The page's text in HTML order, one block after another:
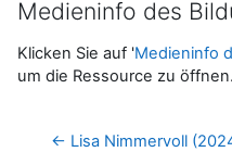
Medieninfo des
Abschlussbedingungen
Klicken Sie auf 'Medieninfo
um die Ressource zu öffnen.
← Lisa Nimmervoll